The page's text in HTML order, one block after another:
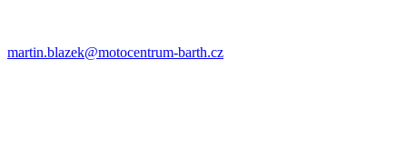
martin.blazek@motocentrum-barth.cz